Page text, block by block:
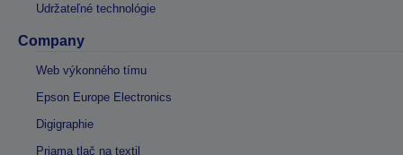
Udržateľné technológie
Company
Web výkonného tímu
Epson Europe Electronics
Digigraphie
Priama tlač na textil